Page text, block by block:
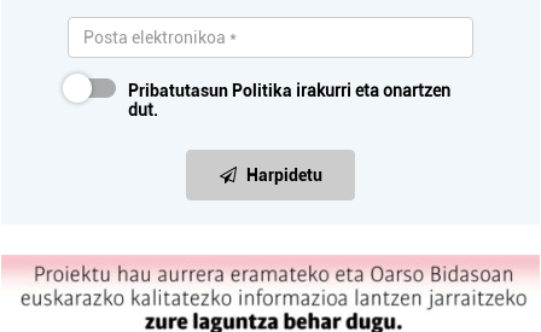
Pribatutasun Politika irakurri eta onartzen
dut.
Harpidetu